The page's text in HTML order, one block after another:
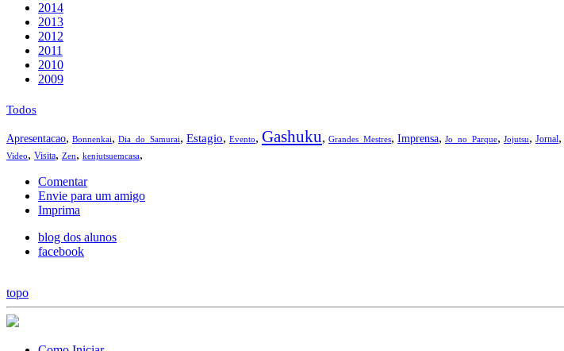
2014
2013
2012
2011
2010
2009
Todos
Apresentacao, Bonnenkai, Dia_do_Samurai, Estagio, Evento, Gashuku, Grandes_Mestres, Imprensa, Jo_no_Parque, Jojutsu, Jornal,
Video, Visita, Zen, kenjutsuemcasa,
Comentar
Envie para um amigo
Imprima
blog dos alunos
facebook
topo